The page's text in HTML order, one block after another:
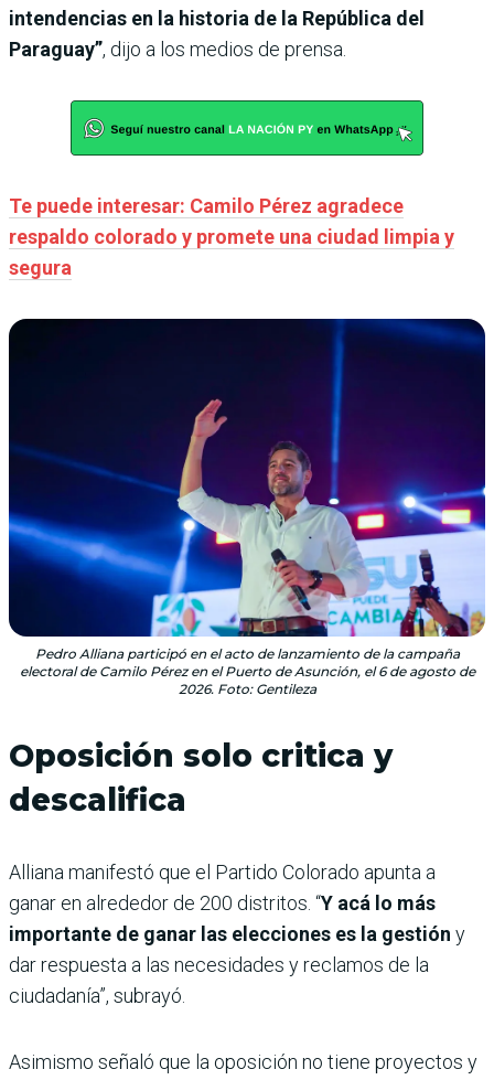
intendencias en la historia de la República del
Paraguay”, dijo a los medios de prensa.
Te puede interesar: Camilo Pérez agradece
respaldo colorado y promete una ciudad limpia y
segura
Pedro Alliana participó en el acto de lanzamiento de la campaña
electoral de Camilo Pérez en el Puerto de Asunción, el 6 de agosto de
2026. Foto: Gentileza
Oposición solo critica y
descalifica
Alliana manifestó que el Partido Colorado apunta a
ganar en alrededor de 200 distritos. “Y acá lo más
importante de ganar las elecciones es la gestión y
dar respuesta a las necesidades y reclamos de la
ciudadanía”, subrayó.
Asimismo señaló que la oposición no tiene proyectos y